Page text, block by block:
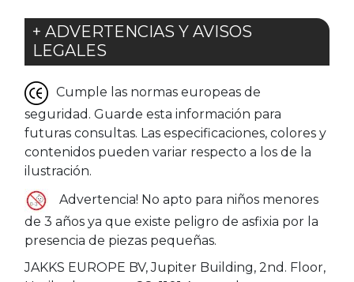
+ ADVERTENCIAS Y AVISOS
LEGALES
Cumple las normas europeas de
seguridad. Guarde esta información para
futuras consultas. Las especificaciones, colores y
contenidos pueden variar respecto a los de la
ilustración.
Advertencia! No apto para niños menores
de 3 años ya que existe peligro de asfixia por la
presencia de piezas pequeñas.
JAKKS EUROPE BV, Jupiter Building, 2nd. Floor,